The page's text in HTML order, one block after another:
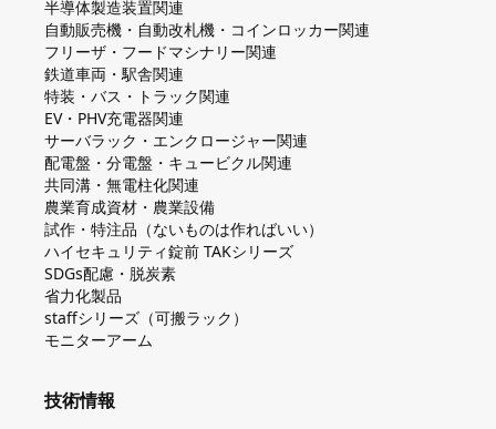
半導体製造装置関連
自動販売機・自動改札機・コインロッカー関連
フリーザ・フードマシナリー関連
鉄道車両・駅舎関連
特装・バス・トラック関連
EV・PHV充電器関連
サーバラック・エンクロージャー関連
配電盤・分電盤・キュービクル関連
共同溝・無電柱化関連
農業育成資材・農業設備
試作・特注品（ないものは作ればいい）
ハイセキュリティ錠前 TAKシリーズ
SDGs配慮・脱炭素
省力化製品
staffシリーズ（可搬ラック）
モニターアーム
技術情報